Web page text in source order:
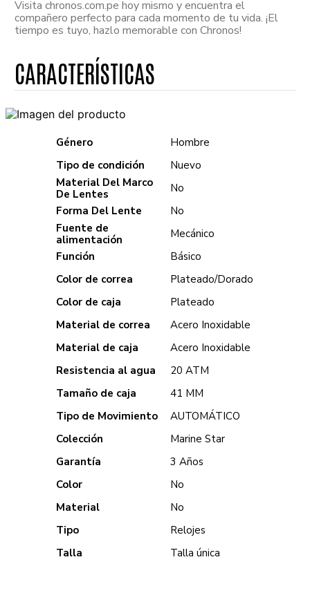
Visita chronos.com.pe hoy mismo y encuentra el
compañero perfecto para cada momento de tu vida. ¡El
tiempo es tuyo, hazlo memorable con Chronos!
Género
Hombre
Tipo de condición
Nuevo
Material Del Marco
De Lentes
No
Forma Del Lente
No
Fuente de
alimentación
Mecánico
Función
Básico
Color de correa
Plateado/Dorado
Color de caja
Plateado
Material de correa
Acero Inoxidable
Material de caja
Acero Inoxidable
Resistencia al agua
20 ATM
Tamaño de caja
41 MM
Tipo de Movimiento
AUTOMÁTICO
Colección
Marine Star
Garantía
3 Años
Color
No
Material
No
Tipo
Relojes
Talla
Talla única